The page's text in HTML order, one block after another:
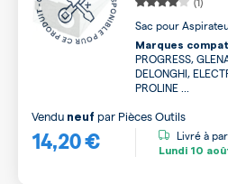
Sac pour
Marques
PROGRESS,
DELONGHI,
PROLINE ...
14,20 €
Vendu neuf par Pièces Outils
Livré à
Lundi 10